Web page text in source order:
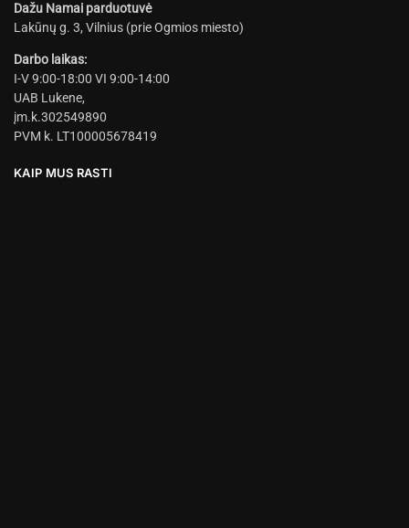
Dažu Namai parduotuvė
Lakūnų g. 3, Vilnius (prie Ogmios miesto)
Darbo laikas:
I-V 9:00-18:00 VI 9:00-14:00
UAB Lukene,
įm.k.302549890
PVM k. LT100005678419
KAIP MUS RASTI